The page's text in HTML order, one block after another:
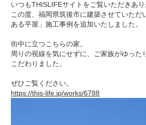
いつもTHISLIFEサイトをご覧いただきあり
この度、福岡県筑後市に建築させていただ
ある平屋」施工事例を追加いたしました。
街中に立つこちらの家。
周りの視線を気にせずに、ご家族がゆった
こだわりました。
ぜひご覧ください。
https://this-life.jp/works/6788